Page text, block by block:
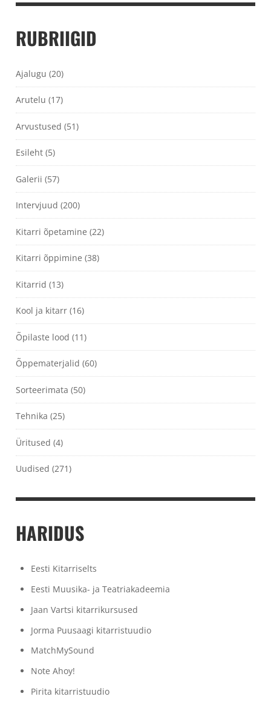
RUBRIIGID
Ajalugu (20)
Arutelu (17)
Arvustused (51)
Esileht (5)
Galerii (57)
Intervjuud (200)
Kitarri õpetamine (22)
Kitarri õppimine (38)
Kitarrid (13)
Kool ja kitarr (16)
Õpilaste lood (11)
Õppematerjalid (60)
Sorteerimata (50)
Tehnika (25)
Üritused (4)
Uudised (271)
HARIDUS
Eesti Kitarriselts
Eesti Muusika- ja Teatriakadeemia
Jaan Vartsi kitarrikursused
Jorma Puusaagi kitarristuudio
MatchMySound
Note Ahoy!
Pirita kitarristuudio